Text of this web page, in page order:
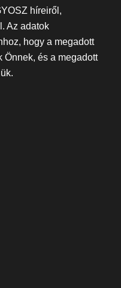
híreiről,
Az adatok
hogy a megadott
és a megadott